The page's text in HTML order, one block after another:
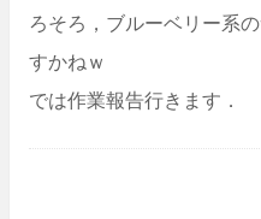
ろそろ，ブルーベリー系
すかねｗ
では作業報告行きます．